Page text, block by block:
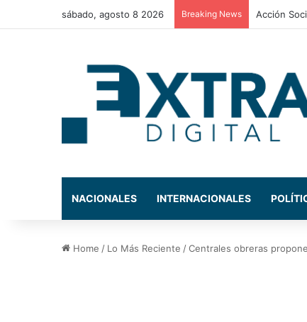
sábado, agosto 8 2026 Breaking News CONATEL
NACIONALES INTERNACIONALES
Home / Lo Más Reciente /Centrales obreras